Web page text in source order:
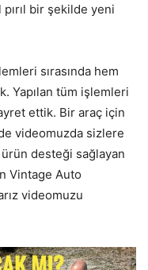
pırıl bir şekilde yeni
sırasında hem
Yapılan tüm işlemleri
ettik. Bir araç için
videomuzda sizlere
ürün desteği sağlayan
Vintage Auto
videomuzu